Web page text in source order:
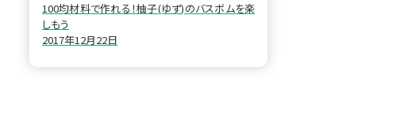
100均材料で作れる！柚子(ゆず)のバスボムを楽
しもう
2017年12月22日